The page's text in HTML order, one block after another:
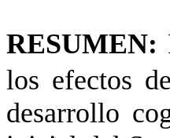
RESUMEN:
los efectos
desarrollo